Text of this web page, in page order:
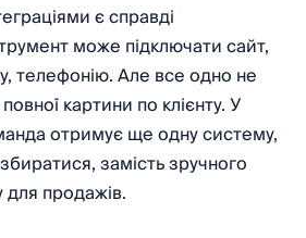
є справді
може підключати сайт,
телефонію. Але все одно не
картини по клієнту. У
отримує ще одну систему,
замість зручного
продажів.